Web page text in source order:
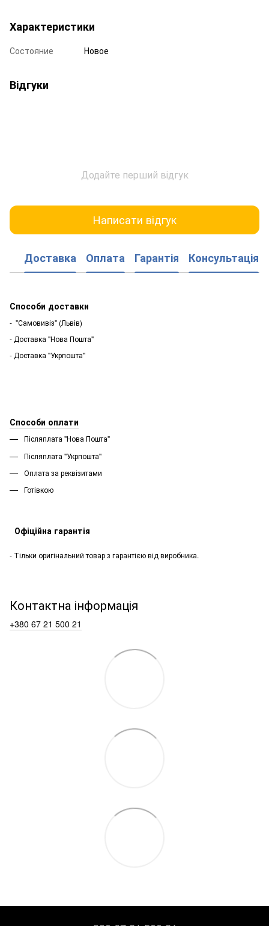
Характеристики
Состояние Новое
Відгуки
Додайте перший відгук
Написати відгук
Доставка Оплата Гарантія Консультація
Способи доставки
- "Самовивіз" (Львів)
- Доставка "Нова Пошта"
- Доставка "Укрпошта"
Способи оплати
Післяплата "Нова Пошта"
Післяплата "Укрпошта''
Оплата за реквізитами
Готівкою
Офіційна гарантія
- Тільки оригінальний товар з гарантією від виробника.
Контактна інформація
+380 67 21 500 21